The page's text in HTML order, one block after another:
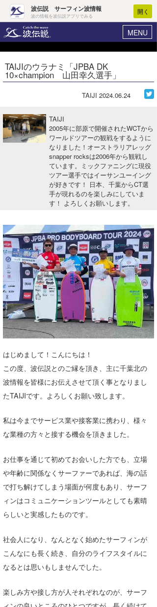
波伝説 サーフィン波情報
波の情報を波伝説アプリでみる
開く
MENU
ヘルプ マイホーム
ログイン
波情報･概況
WAVE HUNTER波予想ツール
サーフィンエリアガイド
今月のプレゼント
TAIJIのウラナミ「JPBA DK
10×champion 山田幸久選手」
TAIJI 2024.06.24
TAIJI
2005年に部原で開催されたWCTから
ワールドツアーの観戦をするように
なりました！オーストラリアレッグ
snapper rocksは2006年から観戦し
ています。ミックファニングに現役
ツアー選手ではイーサンユーイング
が好きです！ 日本、千葉からCT選
手が現れるのを楽しみにしていま
す！ よろしくお願いします。
はじめまして！こんにちは！
この度、波伝説とのご縁を頂き、主に千葉北の
波情報を皆様にお伝えさせて頂く事となりまし
たTAIJIです。よろしくお願い致します。
私は今までサービス業や接客業に携わり、様々
な業種の方々と接する機会を頂きました。
お仕事を通じて初めてお会いした方でも、立場
や年齢に関係なくサーファーであれば、海の話
で打ち解けてしまう場面が何度もあり、サーフ
ィンはコミュニケーションツールとしても素晴
らしいと実感したものです。
社会人になり、なんとなく始めたサーフィンが
こんなにも長く続き、自分のライフスタイルに
なるとは思いもしませんでした。
楽しみ方や接し方が人それぞれなのが、サーフ
Core Surf Japan
アート＆エンタメ
ショップ情報
ショップ情報
湘南
千葉北
伊豆
千葉南
大阪
四国
お知らせ
その他
ルール＆How to
VOTE!
サーファーズ
ライター/寄稿メディア
Naoya Kimoto
mitsuteru Kamio
Yasunari Inoue
arukasvision
DELTA FORCE SURF
CBA Films
メディア
SURFMEDIA
Colors MAGAZINE
波伝説アンバサダー/プロライダー
福島寿実子
嵯峨明日香
進士剛光
田原啓江
波伝説スタッフ
+☆maki☆+
Aichan
chan-U